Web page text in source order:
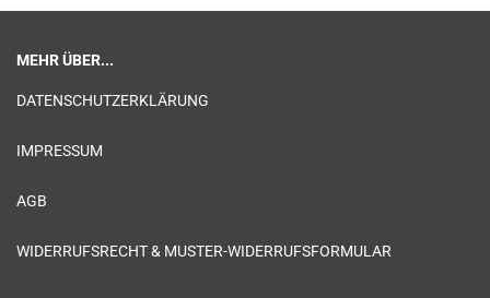
MEHR ÜBER...
DATENSCHUTZERKLÄRUNG
IMPRESSUM
AGB
WIDERRUFSRECHT & MUSTER-WIDERRUFSFORMULAR